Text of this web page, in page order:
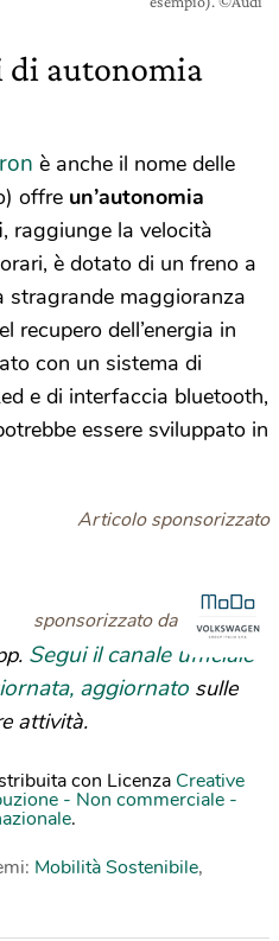
autonomia
è anche il nome delle
offre un’autonomia
, raggiunge la velocità
è dotato di un freno a
stragrande maggioranza
recupero dell’energia in
con un sistema di
e di interfaccia bluetooth,
essere sviluppato in
Articolo sponsorizzato
sponsorizzato da
Segui il canale ufficiale
aggiornato sulle
attività.
con Licenza Creative
- Non commerciale -
.
Mobilità Sostenibile,